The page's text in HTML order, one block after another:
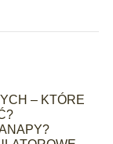
– KTÓRE